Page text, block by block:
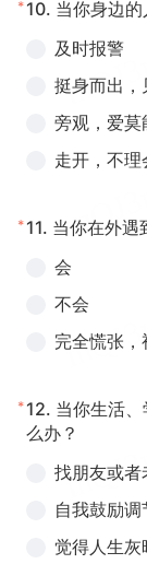
* 10. 当你身边
及时报警
挺身而出，
旁观，爱莫
走开，不理
* 11. 当你在外遇
会
不会
完全慌张，
* 12. 当你生活
么办？
找朋友或者
自我鼓励调
觉得人生灰